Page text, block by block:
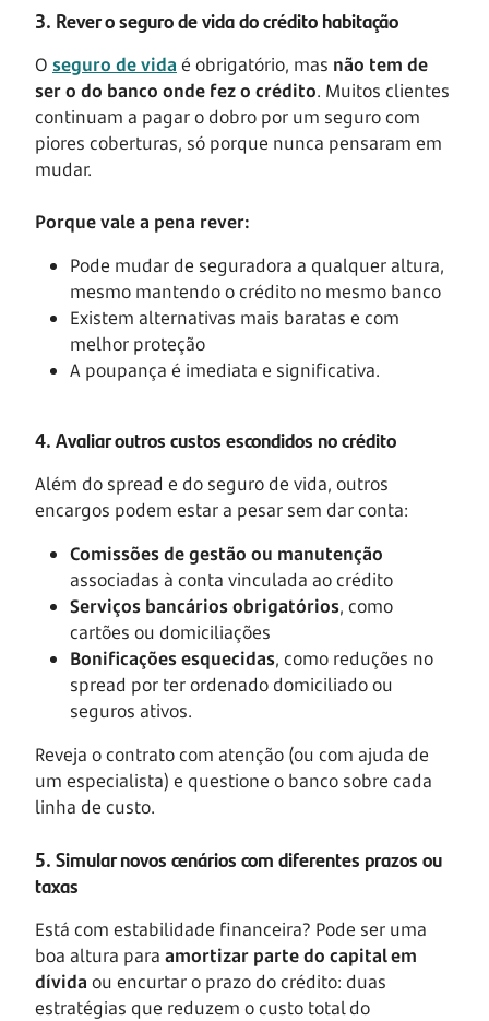
3. Rever o seguro de vida do crédito habitação
O seguro de vida é obrigatório, mas não tem de
ser o do banco onde fez o crédito. Muitos clientes
continuam a pagar o dobro por um seguro com
piores coberturas, só porque nunca pensaram em
mudar.
Porque vale a pena rever:
Pode mudar de seguradora a qualquer altura,
mesmo mantendo o crédito no mesmo banco
Existem alternativas mais baratas e com
melhor proteção
A poupança é imediata e significativa.
4. Avaliar outros custos escondidos no crédito
Além do spread e do seguro de vida, outros
encargos podem estar a pesar sem dar conta:
Comissões de gestão ou manutenção
associadas à conta vinculada ao crédito
Serviços bancários obrigatórios, como
cartões ou domiciliações
Bonificações esquecidas, como reduções no
spread por ter ordenado domiciliado ou
seguros ativos.
Reveja o contrato com atenção (ou com ajuda de
um especialista) e questione o banco sobre cada
linha de custo.
5. Simular novos cenários com diferentes prazos ou
taxas
Está com estabilidade financeira? Pode ser uma
boa altura para amortizar parte do capital em
dívida ou encurtar o prazo do crédito: duas
estratégias que reduzem o custo total do